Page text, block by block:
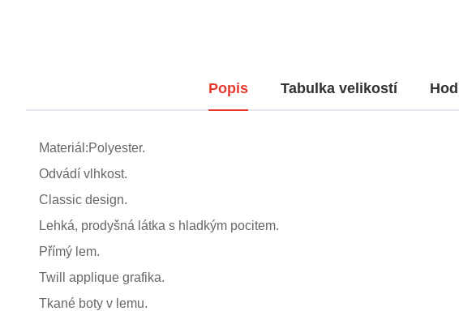
Popis Tabulka velikostí
Materiál:Polyester.
Odvádí vlhkost.
Classic design.
Lehká, prodyšná látka s hladkým pocitem.
Přímý lem.
Twill applique grafika.
Tkané boty v lemu.